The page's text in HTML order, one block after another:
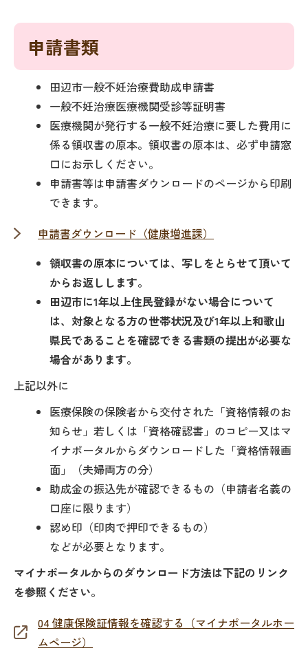
申請書類
田辺市一般不妊治療費助成申請書
一般不妊治療医療機関受診等証明書
医療機関が発行する一般不妊治療に要した費用に
係る領収書の原本。領収書の原本は、必ず申請窓
口にお示しください。
申請書等は申請書ダウンロードのページから印刷
できます。
申請書ダウンロード（健康増進課）
領収書の原本については、写しをとらせて頂いて
からお返しします。
田辺市に1年以上住民登録がない場合について
は、対象となる方の世帯状況及び1年以上和歌山
県民であることを確認できる書類の提出が必要な
場合があります。
上記以外に
医療保険の保険者から交付された「資格情報のお
知らせ」若しくは「資格確認書」のコピー又はマ
イナポータルからダウンロードした「資格情報画
面」（夫婦両方の分）
助成金の振込先が確認できるもの（申請者名義の
口座に限ります）
認め印（印肉で押印できるもの）
などが必要となります。
マイナポータルからのダウンロード方法は下記のリンク
を参照ください。
04 健康保険証情報を確認する（マイナポータルホー
ムページ）